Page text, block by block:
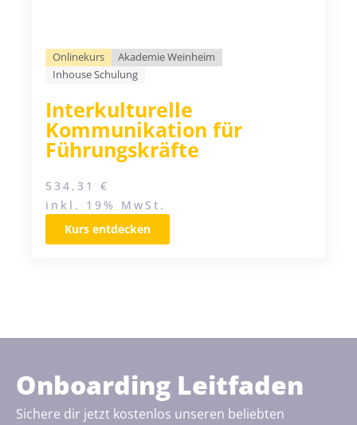
Onlinekurs
Akademie Weinheim
Inhouse Schulung
Interkulturelle
Kommunikation für
Führungskräfte
534,31 €
inkl. 19% MwSt.
Kurs entdecken
Onboarding Leitfaden
Sichere dir jetzt kostenlos unseren beliebten